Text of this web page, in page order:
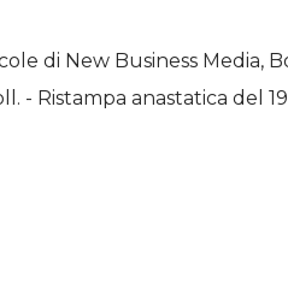
di New Business Media,
- Ristampa anastatica del